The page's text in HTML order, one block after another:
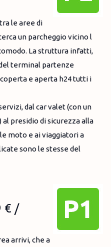
le aree di
un parcheggio vicino l
La struttura infatti,
terminal partenze
e aperta h24 tutti i
dal car valet (con un
presidio di sicurezza alla
moto e ai viaggiatori a
sono le stesse del
€ /
arrivi, che a